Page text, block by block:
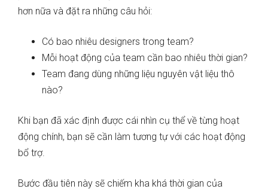
hơn nữa và đặt ra những câu hỏi:
Có bao nhiêu designers trong team?
Mỗi hoạt động của team cần bao nhiêu thời gian?
Team đang dùng những liệu nguyên vật liệu thô
nào?
Khi bạn đã xác định được cái nhìn cụ thể về từng hoạt
động chính, bạn sẽ cần làm tương tự với các hoạt động
bổ trợ.
Bước đầu tiên này sẽ chiếm kha khá thời gian của